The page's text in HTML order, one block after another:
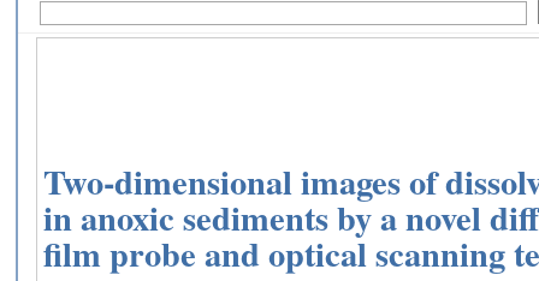
Two-dimensional images of
in anoxic sediments by a novel
film probe and optical scanning